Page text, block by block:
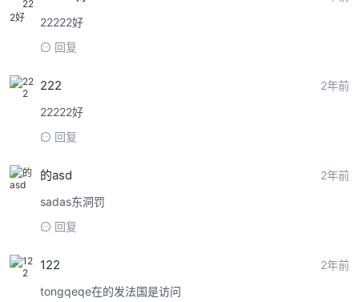
22222好
回复
222
2年前
22222好
回复
的asd
2年前
sadas东洞罚
回复
122
2年前
tongqeqe在的发法国是访问